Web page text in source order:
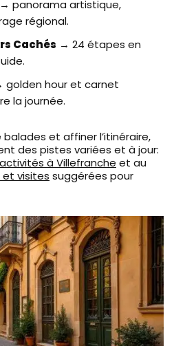
→ panorama artistique,
régional.
Cachés → 24 étapes en
golden hour et carnet
la journée.
et affiner l’itinéraire,
des pistes variées et à jour:
à Villefranche et au
visites suggérées pour